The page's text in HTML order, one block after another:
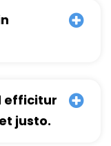
efficitur
justo.